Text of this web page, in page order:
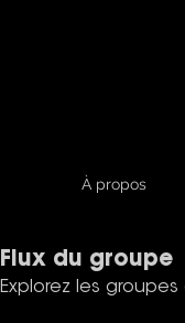
À propos
Flux du groupe
Explorez les